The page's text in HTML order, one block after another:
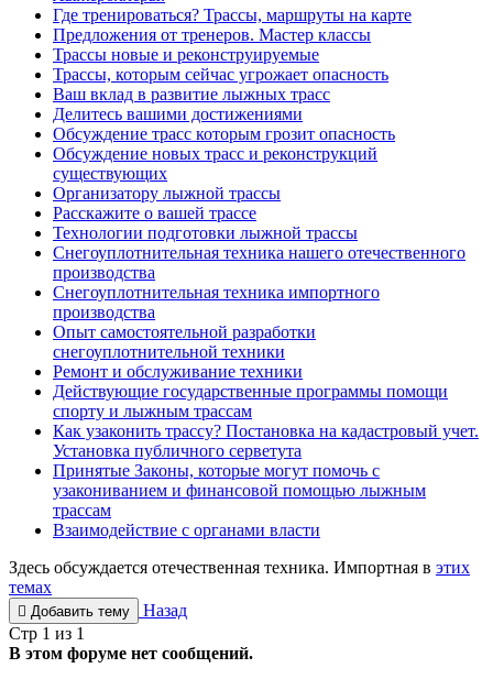
Где тренироваться? Трассы, маршруты на карте
Предложения от тренеров. Мастер классы
Трассы новые и реконструируемые
Трассы, которым сейчас угрожает опасность
Ваш вклад в развитие лыжных трасс
Делитесь вашими достижениями
Обсуждение трасс которым грозит опасность
Обсуждение новых трасс и реконструкций
существующих
Организатору лыжной трассы
Расскажите о вашей трассе
Технологии подготовки лыжной трассы
Снегоуплотнительная техника нашего отечественного
производства
Снегоуплотнительная техника импортного
производства
Опыт самостоятельной разработки
снегоуплотнительной техники
Ремонт и обслуживание техники
Действующие государственные программы помощи
спорту и лыжным трассам
Как узаконить трассу? Постановка на кадастровый учет.
Установка публичного серветута
Принятые Законы, которые могут помочь с
узакониванием и финансовой помощью лыжным
трассам
Взаимодействие с органами власти
Здесь обсуждается отечественная техника. Импортная в этих
темах
Добавить тему
Назад
Стр 1 из 1
В этом форуме нет сообщений.